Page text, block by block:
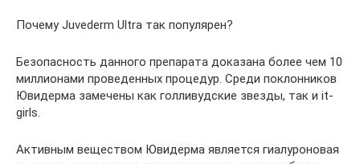
Почему Juvederm Ultra так популярен?
Безопасность данного препарата доказана более чем 10
миллионами проведенных процедур. Среди поклонников
Ювидерма замечены как голливудские звезды, так и it-
girls.
Активным веществом Ювидерма является гиалуроновая